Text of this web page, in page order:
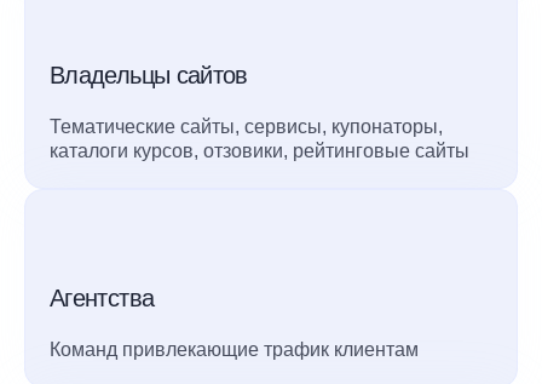
Владельцы сайтов
Тематические сайты, сервисы, купонаторы,
каталоги курсов, отзовики, рейтинговые сайты
Агентства
Команд привлекающие трафик клиентам